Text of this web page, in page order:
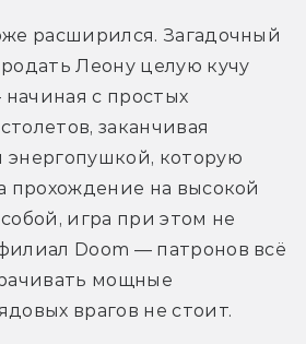
расширился. Загадочный
Леону целую кучу
с простых
заканчивая
энергопушкой, которую
прохождение на высокой
игра при этом не
Doom — патронов всё
мощные
врагов не стоит.